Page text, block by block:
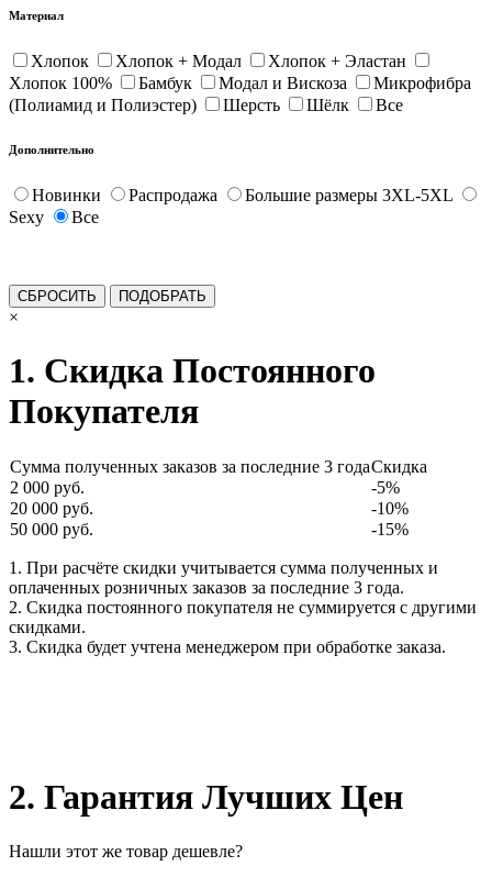
Материал
Хлопок Хлопок + Модал
Хлопок + Эластан
Хлопок 100%
Бамбук Модал и Вискоза
Микрофибра
(Полиамид и Полиэстер)
Шерсть Шёлк Все
Дополнительно
Новинки Распродажа
Большие размеры 3XL-5XL
Sexy
Все
×
1. Скидка Постоянного
Покупателя
Сумма полученных заказов за последние 3 годаСкидка
2 000 руб.
-5%
20 000 руб.
-10%
50 000 руб.
-15%
1. При расчёте скидки учитывается сумма полученных и
оплаченных розничных заказов за последние 3 года.
2. Скидка постоянного покупателя не суммируется с другими
скидками.
3. Скидка будет учтена менеджером при обработке заказа.
2. Гарантия Лучших Цен
Нашли этот же товар дешевле?